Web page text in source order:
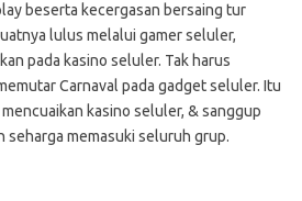
beserta kecergasan bersaing tur
lulus melalui gamer seluler,
pada kasino seluler. Tak harus
Carnaval pada gadget seluler. Itu
kasino seluler, & sanggup
seharga memasuki seluruh grup.